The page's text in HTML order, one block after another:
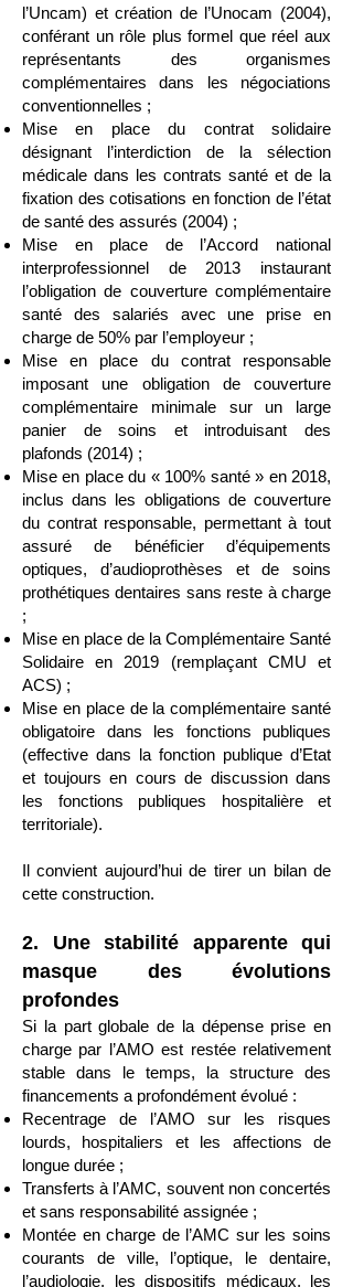
l’Uncam) et création de l’Unocam (2004),
conférant un rôle plus formel que réel aux
représentants des organismes
complémentaires dans les négociations
conventionnelles ;
Mise en place du contrat solidaire
désignant l’interdiction de la sélection
médicale dans les contrats santé et de la
fixation des cotisations en fonction de l’état
de santé des assurés (2004) ;
Mise en place de l’Accord national
interprofessionnel de 2013 instaurant
l’obligation de couverture complémentaire
santé des salariés avec une prise en
charge de 50% par l’employeur ;
Mise en place du contrat responsable
imposant une obligation de couverture
complémentaire minimale sur un large
panier de soins et introduisant des
plafonds (2014) ;
Mise en place du « 100% santé » en 2018,
inclus dans les obligations de couverture
du contrat responsable, permettant à tout
assuré de bénéficier d’équipements
optiques, d’audioprothèses et de soins
prothétiques dentaires sans reste à charge
;
Mise en place de la Complémentaire Santé
Solidaire en 2019 (remplaçant CMU et
ACS) ;
Mise en place de la complémentaire santé
obligatoire dans les fonctions publiques
(effective dans la fonction publique d’Etat
et toujours en cours de discussion dans
les fonctions publiques hospitalière et
territoriale).
Il convient aujourd’hui de tirer un bilan de
cette construction.
2. Une stabilité apparente qui
masque des évolutions
profondes
Si la part globale de la dépense prise en
charge par l’AMO est restée relativement
stable dans le temps, la structure des
financements a profondément évolué :
Recentrage de l’AMO sur les risques
lourds, hospitaliers et les affections de
longue durée ;
Transferts à l’AMC, souvent non concertés
et sans responsabilité assignée ;
Montée en charge de l’AMC sur les soins
courants de ville, l’optique, le dentaire,
l’audiologie, les dispositifs médicaux, les